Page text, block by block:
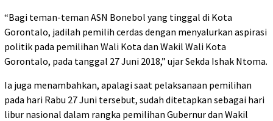
“Bagi teman-teman ASN Bonebol yang tinggal di Kota
Gorontalo, jadilah pemilih cerdas dengan menyalurkan aspirasi
politik pada pemilihan Wali Kota dan Wakil Wali Kota
Gorontalo, pada tanggal 27 Juni 2018,” ujar Sekda Ishak Ntoma.
Ia juga menambahkan, apalagi saat pelaksanaan pemilihan
pada hari Rabu 27 Juni tersebut, sudah ditetapkan sebagai hari
libur nasional dalam rangka pemilihan Gubernur dan Wakil